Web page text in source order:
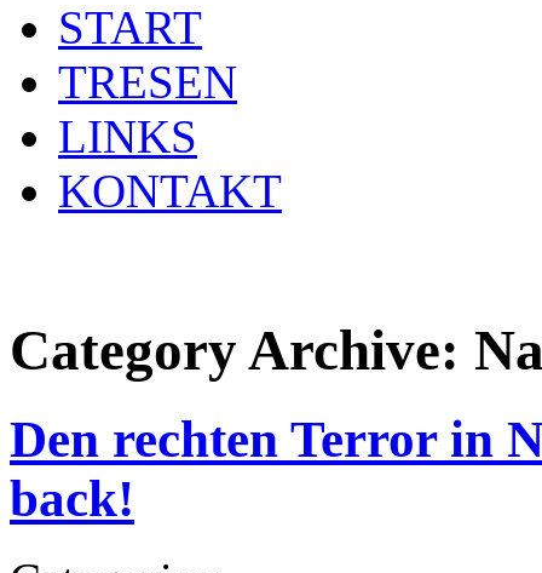
START
TRESEN
LINKS
KONTAKT
Category Archive:
Den rechten Terror in
back!